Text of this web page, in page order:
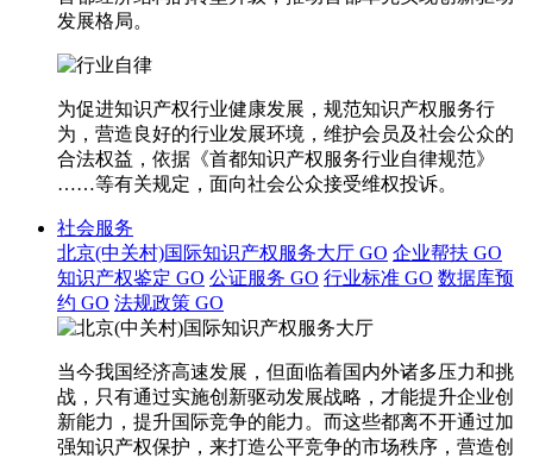
发展格局。
为促进知识产权行业健康发展，规范知识产权服务行
为，营造良好的行业发展环境，维护会员及社会公众的
合法权益，依据《首都知识产权服务行业自律规范》
……等有关规定，面向社会公众接受维权投诉。
社会服务
北京(中关村)国际知识产权服务大厅 GO 企业帮扶 GO
知识产权鉴定 GO 公证服务 GO 行业标准 GO 数据库预
约 GO 法规政策 GO
当今我国经济高速发展，但面临着国内外诸多压力和挑
战，只有通过实施创新驱动发展战略，才能提升企业创
新能力，提升国际竞争的能力。而这些都离不开通过加
强知识产权保护，来打造公平竞争的市场秩序，营造创